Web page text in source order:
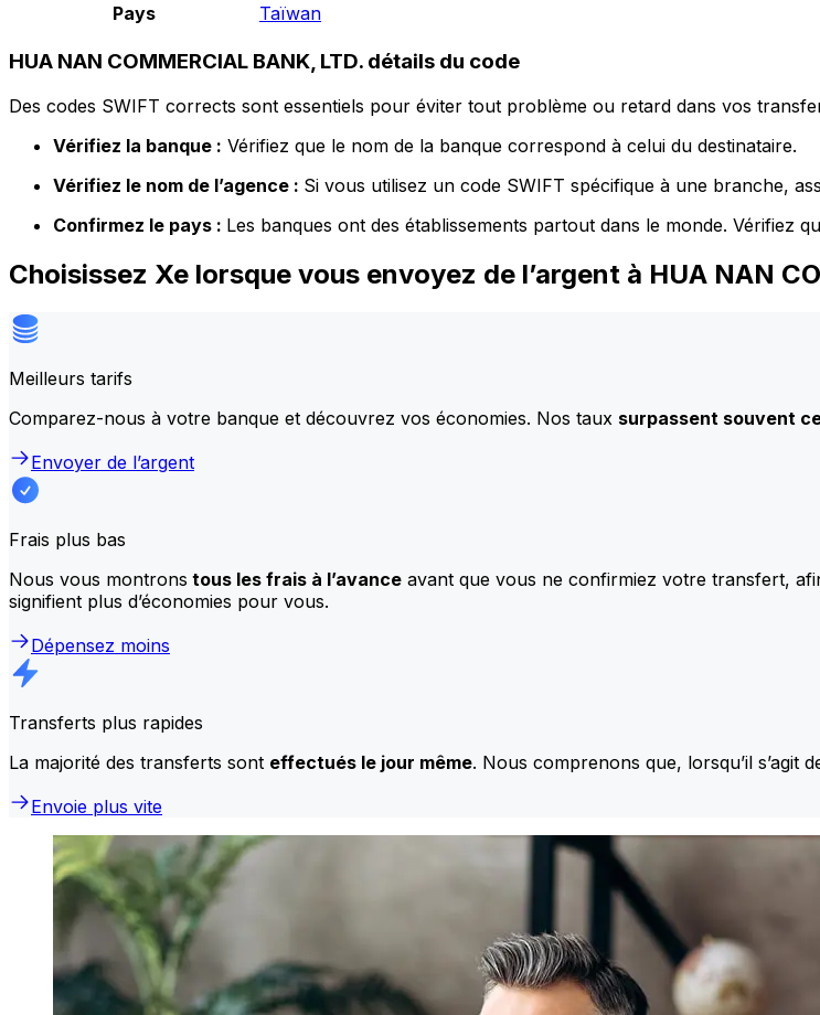
Pays
Taïwan
HUA NAN COMMERCIAL BANK, LTD. détails du code
Des codes SWIFT corrects sont essentiels pour éviter tout problème ou retard dans vos
Vérifiez la banque : Vérifiez que le nom de la banque correspond à celui du destinataire.
Vérifiez le nom de l’agence : Si vous utilisez un code SWIFT spécifique à une branche,
Confirmez le pays : Les banques ont des établissements partout dans le monde. Vérifiez
Choisissez Xe lorsque vous envoyez de l’argent à HUA NAN
Meilleurs tarifs
Comparez-nous à votre banque et découvrez vos économies. Nos taux surpassent souvent
Envoyer de l’argent
Frais plus bas
Nous vous montrons tous les frais à l’avance avant que vous ne confirmiez votre transfert,
signifient plus d’économies pour vous.
Dépensez moins
Transferts plus rapides
La majorité des transferts sont effectués le jour même. Nous comprenons que, lorsqu’il s’agit
Envoie plus vite